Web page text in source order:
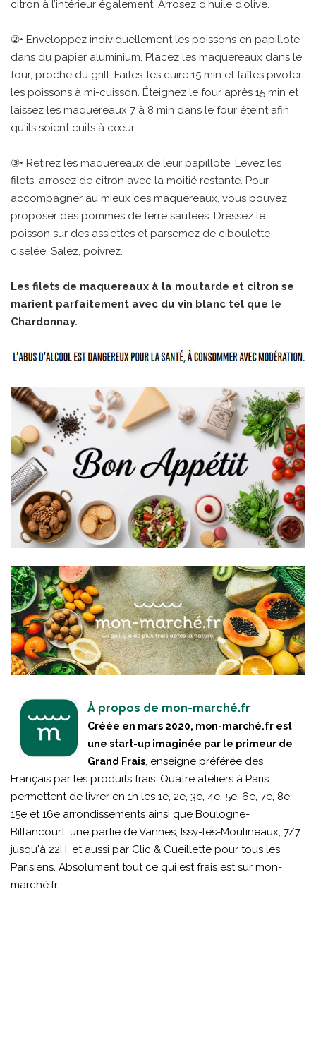
citron à l’intérieur également. Arrosez d'huile d'olive.
②• Enveloppez individuellement les poissons en papillote
dans du papier aluminium. Placez les maquereaux dans le
four, proche du grill. Faites-les cuire 15 min et faîtes pivoter
les poissons à mi-cuisson. Éteignez le four après 15 min et
laissez les maquereaux 7 à 8 min dans le four éteint afin
qu'ils soient cuits à cœur.
③• Retirez les maquereaux de leur papillote. Levez les
filets, arrosez de citron avec la moitié restante. Pour
accompagner au mieux ces maquereaux, vous pouvez
proposer des pommes de terre sautées. Dressez le
poisson sur des assiettes et parsemez de ciboulette
ciselée. Salez, poivrez.
Les filets de maquereaux à la moutarde et citron se
marient parfaitement avec du vin blanc tel que le
Chardonnay.
À propos de mon-marché.fr
Créée en mars 2020, mon-marché.fr est
une start-up imaginée par le primeur de
Grand Frais, enseigne préférée des
Français par les produits frais. Quatre ateliers à Paris
permettent de livrer en 1h les 1e, 2e, 3e, 4e, 5e, 6e, 7e, 8e,
15e et 16e arrondissements ainsi que Boulogne-
Billancourt, une partie de Vannes, Issy-les-Moulineaux, 7/7
jusqu'à 22H, et aussi par Clic & Cueillette pour tous les
Parisiens. Absolument tout ce qui est frais est sur mon-
marché.fr.